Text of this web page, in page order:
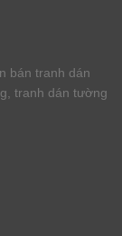
bán tranh dán
tranh dán tường